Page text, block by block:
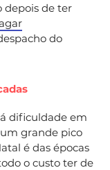
depois de ter
do
dificuldade em
grande pico
é das épocas
o custo ter de